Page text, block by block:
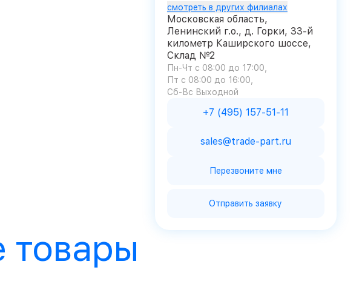
смотреть в других филиалах
Московская область,
Ленинский г.о., д. Горки, 33-й
километр Каширского шоссе,
Склад №2
Пн-Чт с 08:00 до 17:00
Пт с 08:00 до 16:00
Сб-Вс Выходной
+7 (495) 157-51-11
sales@trade-part.ru
Перезвоните мне
Отправить заявку
товары